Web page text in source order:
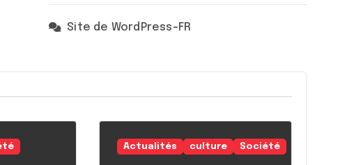
Site de WordPress-FR
Actualités culture Société